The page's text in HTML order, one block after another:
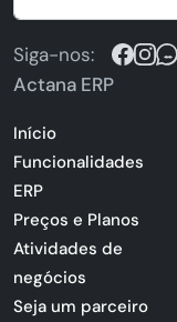
Siga-nos:
Actana ERP
Início
Funcionalidades
ERP
Preços e Planos
Atividades de
negócios
Seja um parceiro